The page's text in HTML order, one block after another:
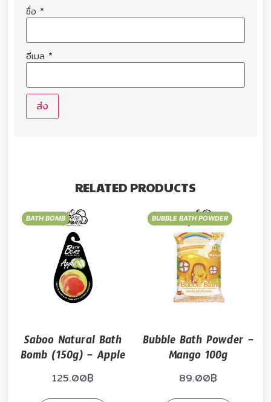
ชื่อ *
อีเมล *
RELATED PRODUCTS
BATH BOMB
Saboo Natural Bath
Bomb (150g) – Apple
125.00฿
BUBBLE BATH POWDER
Bubble Bath Powder –
Mango 100g
89.00฿